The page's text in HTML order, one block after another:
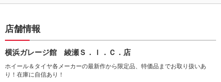
店舗情報
横浜ガレージ館 綾瀬Ｓ．Ｉ．Ｃ．店
ホイール＆タイヤ各メーカーの最新作から限定品、特価品までお取り扱いあ
り！在庫に自信あり！